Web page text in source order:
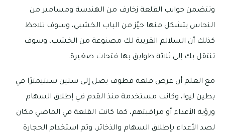
وتتضمن جوانب القلعة زخارف من الهندسة ومسامير من
النحاس يتشكل منها حيّز من الباب الخشبي، وسوف تلاحظ
كذلك أن السلالم القريبة لك مصنوعة من الخشب، وسوف
تنتقل بك إلى ثلاثة طوابق بها فتحات صغيرة.
مع العلم أن عرض قلعة قطوف يصل إلى ستين سنتيمترًا في
بطين ليوا، وكانت مستخدمة منذ القدم في إطلاق السهام
ورؤية الأعداء أو مراقبتهم، كما كانت القلعة في الماضي مكان
لصد الأعداء بإطلاق السهام والذخائر، وتم استخدام الحجارة